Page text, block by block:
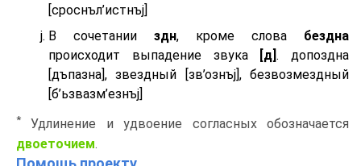
[сроснъл’истнъj]
В сочетании здн, кроме слова бездна
происходит выпадение звука
[д]. допоздна
[дъпазна], звездный [зв’ознъj], безвозмездный
[б’ьзвазм’езнъj]
*
Удлинение и удвоение согласных обозначается
двоеточием.